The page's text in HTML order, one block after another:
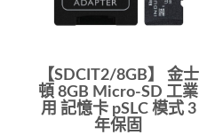
【SDCIT2/8GB】 金士
頓 8GB Micro-SD 工業
用 記憶卡 pSLC 模式 3
年保固